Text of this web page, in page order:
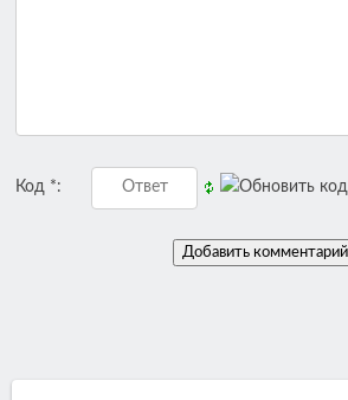
Код *: